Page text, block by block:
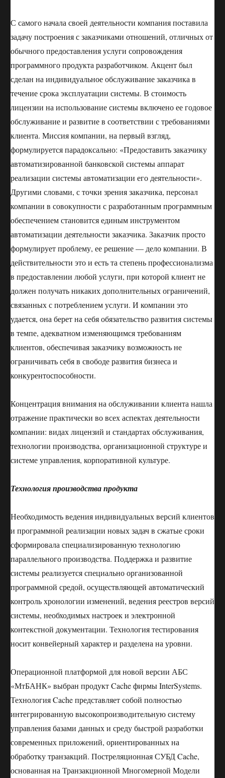
С самого начала своей деятельности компания поставила
задачу построения с заказчиками отношений, отличных от
обычного предоставления услуги сопровождения
программного продукта разработчиком. Акцент был
сделан на индивидуальное обслуживание заказчика в
течение срока эксплуатации системы. В стоимость
лицензии на использование системы включено ее годовое
обслуживание и развитие в соответствии с требованиями
клиента. Миссия компании, на первый взгляд,
формулируется парадоксально: «Предоставить заказчику
автоматизированной банковской системы аппарат
реализации системы автоматизации его деятельности».
Другими словами, с точки зрения заказчика, персонал
компании в совокупности с разработанным программным
обеспечением становится единым инструментом
автоматизации деятельности заказчика. Заказчик просто
формулирует проблему, ее решение — дело компании. В
действительности это и есть та степень профессионализма
в предоставлении любой услуги, при которой клиент не
должен получать никаких дополнительных ограничений,
связанных с потреблением услуги. И компании это
удается, она берет на себя обязательство развития системы
в темпе, адекватном изменяющимся требованиям
клиентов, обеспечивая заказчику возможность не
ограничивать себя в свободе развития бизнеса и
конкурентоспособности.
Концентрация внимания на обслуживании клиента нашла
отражение практически во всех аспектах деятельности
компании: видах лицензий и стандартах обслуживания,
технологии производства, организационной структуре и
системе управления, корпоративной культуре.
Технология производства продукта
Необходимость ведения индивидуальных версий клиентов
и программной реализации новых задач в сжатые сроки
сформировала специализированную технологию
параллельного производства. Поддержка и развитие
системы реализуется специально организованной
программной средой, осуществляющей автоматический
контроль хронологии изменений, ведения реестров версий
системы, необходимых настроек и электронной
контекстной документации. Технология тестирования
носит конвейерный характер и разделена на уровни.
Операционной платформой для новой версии АБС
«МтБАНК» выбран продукт Cache фирмы InterSystems.
Технология Cache представляет собой полностью
интегрированную высокопроизводительную систему
управления базами данных и среду быстрой разработки
современных приложений, ориентированных на
обработку транзакций. Постреляционная СУБД Cache,
основанная на Транзакционной Многомерной Модели